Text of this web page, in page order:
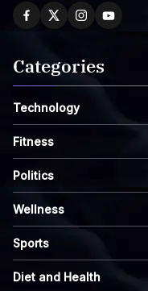
Categories
Technology
Fitness
Politics
Wellness
Sports
Diet and Health